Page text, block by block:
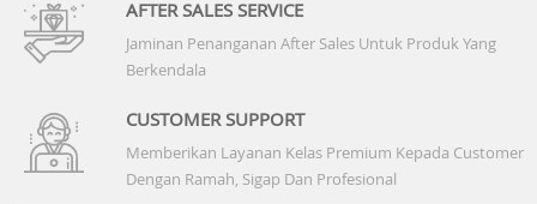
AFTER SALES SERVICE
Jaminan Penanganan After Sales Untuk Produk Yang
Berkendala
CUSTOMER SUPPORT
Memberikan Layanan Kelas Premium Kepada Customer
Dengan Ramah, Sigap Dan Profesional